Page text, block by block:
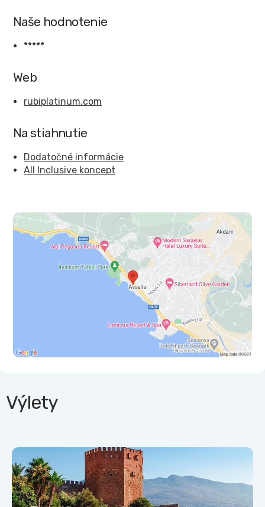
Naše hodnotenie
*****
Web
rubiplatinum.com
Na stiahnutie
Dodatočné informácie
All Inclusive koncept
Výlety